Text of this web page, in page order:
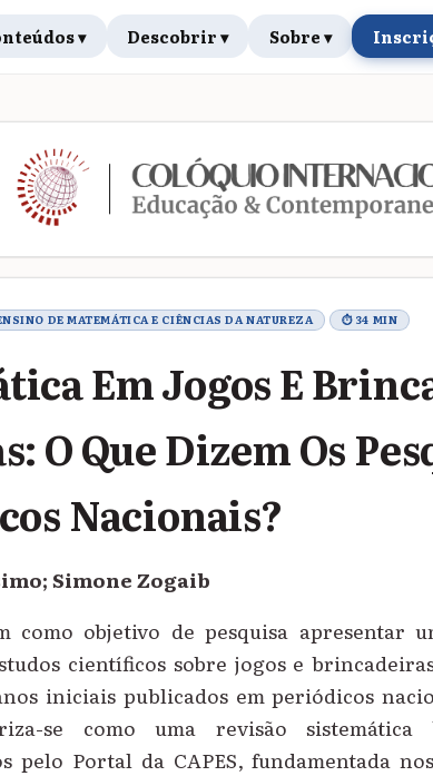
▾ Descobrir ▾ Sobre ▾
DE MATEMÁTICA E CIÊNCIAS DA NATUREZA ⏱ 34 MIN
Em Jogos E
O Que Dizem Os
Nacionais?
Simone Zogaib
como objetivo de pesquisa apresentar
científicos sobre jogos e
iniciais publicados em periódicos
se como uma revisão
pelo Portal da CAPES, fundamentada